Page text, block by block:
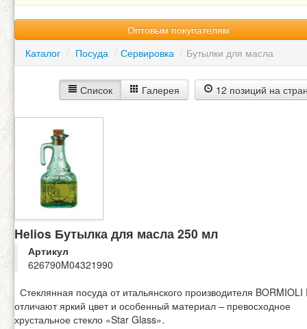
Оптовым покупателям
Каталог / Посуда / Сервировка / Бутылки для масла
Список Галерея 12 позиций на
Helios Бутылка для масла 250 мл
Артикул
626790M04321990
Стеклянная посуда от итальянского производителя BORMIOLI
отличают яркий цвет и особенный материал – превосходное
хрустальное стекло «Star Glass».